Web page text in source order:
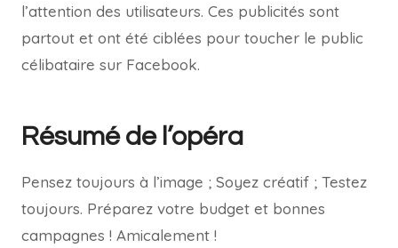
l’attention des utilisateurs. Ces publicités sont
partout et ont été ciblées pour toucher le public
célibataire sur Facebook.
Résumé de l’opéra
Pensez toujours à l’image ; Soyez créatif ; Testez
toujours. Préparez votre budget et bonnes
campagnes ! Amicalement !